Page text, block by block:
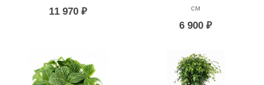
11 970₽
см
6 900₽